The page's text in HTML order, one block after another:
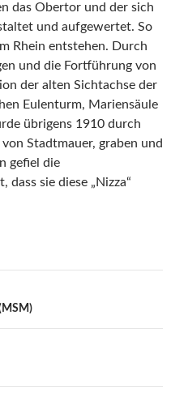
das Obertor und der sich
und aufgewertet. So
Rhein entstehen. Durch
und die Fortführung von
der alten Sichtachse der
Eulenturm, Mariensäule
übrigens 1910 durch
Stadtmauer, graben und
gefiel die
dass sie diese „Nizza“